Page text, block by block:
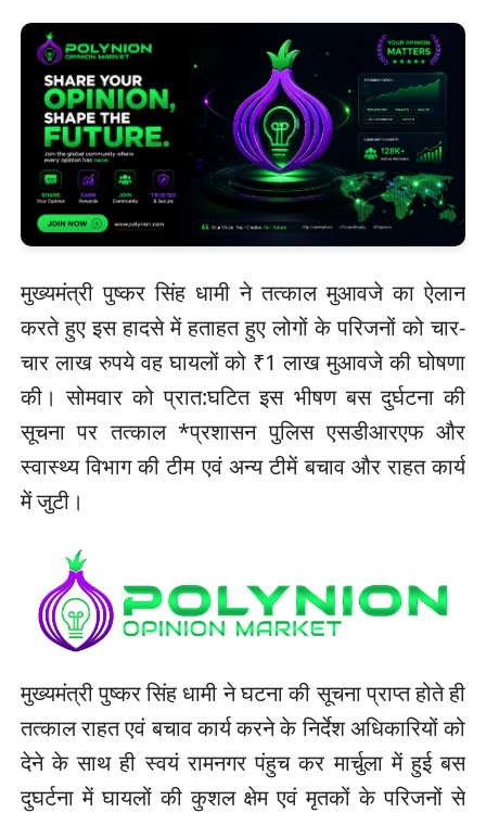
मुख्यमंत्री पुष्कर सिंह धामी ने तत्काल मुआवजे का ऐलान
करते हुए इस हादसे में हताहत हुए लोगों के परिजनों को चार-
चार लाख रुपये वह घायलों को ₹1 लाख मुआवजे की घोषणा
की। सोमवार को प्रात:घटित इस भीषण बस दुर्घटना की
सूचना पर तत्काल *प्रशासन पुलिस एसडीआरएफ और
स्वास्थ्य विभाग की टीम एवं अन्य टीमें बचाव और राहत कार्य
में जुटी।
मुख्यमंत्री पुष्कर सिंह धामी ने घटना की सूचना प्राप्त होते ही
तत्काल राहत एवं बचाव कार्य करने के निर्देश अधिकारियों को
देने के साथ ही स्वयं रामनगर पंहुच कर मार्चुला में हुई बस
दुघर्टना में घायलों की कुशल क्षेम एवं मृतकों के परिजनों से